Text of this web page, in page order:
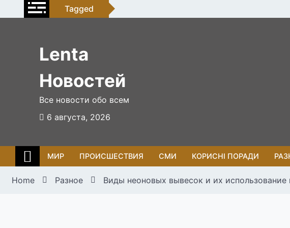
to
Tagged
Lenta
Новостей
Все новости обо всем
6 августа, 2026
МИР ПРОИСШЕСТВИЯ СМИ КОРИСНІ ПОРАДИ
Home Разное Виды неоновых вывесок и их использование